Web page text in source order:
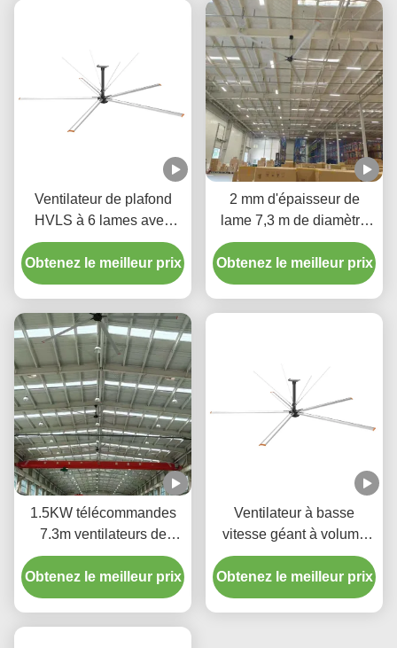
Ventilateur de plafond
HVLS à 6 lames avec
moteur de refroidissement
Obtenez le meilleur prix
2 mm d'épaisseur de
lame 7,3 m de diamètre
Ventilateurs de plafond
HVLS pour centres de
distribution
Obtenez le meilleur prix
1.5KW télécommandes
7.3m ventilateurs de
plafond à haut volume 5
lames ventilateur HVLS
pour les stades
Obtenez le meilleur prix
Ventilateur à basse
vitesse géant à volume
élevé 7,3 M de diamètre
Ventilateur de plafond
industriel 0,75 kW
Obtenez le meilleur prix